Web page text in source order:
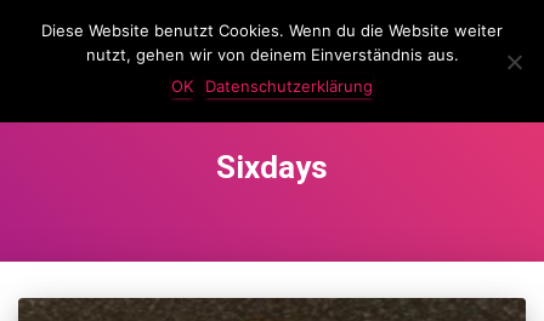
LassKnattern
Sixdays
Diese Website benutzt Cookies. Wenn du die Website weiter
nutzt, gehen wir von deinem Einverständnis aus.
OK
Datenschutzerklärung